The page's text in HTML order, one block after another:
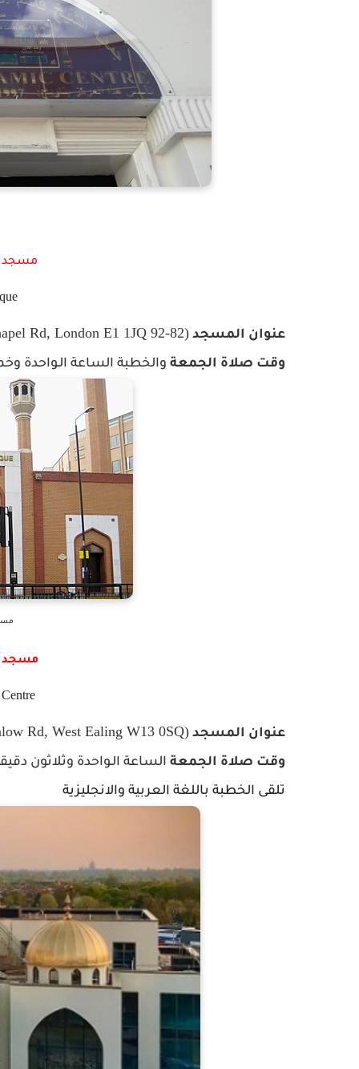
مسجد
عنوان المسجد (82-92 Whitechapel Rd, London E1 1JQ)
وقت صلاة الجمعة والخطبة الساعة الـواحدة
مسجد
عنوان المسجد (Brownlow Rd, West Ealing W13 0SQ)
وقت صلاة الجمعة الساعة الـواحدة وثلاثون
تلقى الخطبة باللغة العربية والانجليزية